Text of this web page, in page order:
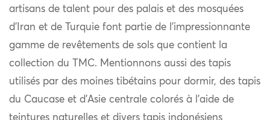
artisans de talent pour des palais et des mosquées
d’Iran et de Turquie font partie de l’impressionnante
gamme de revêtements de sols que contient la
collection du TMC. Mentionnons aussi des tapis
utilisés par des moines tibétains pour dormir, des tapis
du Caucase et d’Asie centrale colorés à l’aide de